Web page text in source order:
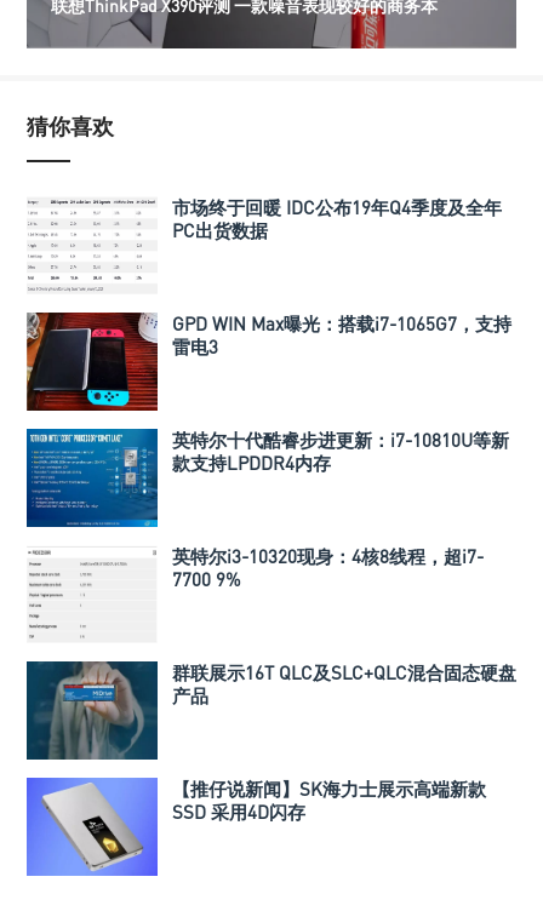
联想ThinkPad X390评测 一款噪音表现较好的商务本
猜你喜欢
市场终于回暖 IDC公布19年Q4季度及全年
PC出货数据
GPD WIN Max曝光：搭载i7-1065G7，支持
雷电3
英特尔十代酷睿步进更新：i7-10810U等新
款支持LPDDR4内存
英特尔i3-10320现身：4核8线程，超i7-
7700 9%
群联展示16T QLC及SLC+QLC混合固态硬盘
产品
【推仔说新闻】SK海力士展示高端新款
SSD 采用4D闪存